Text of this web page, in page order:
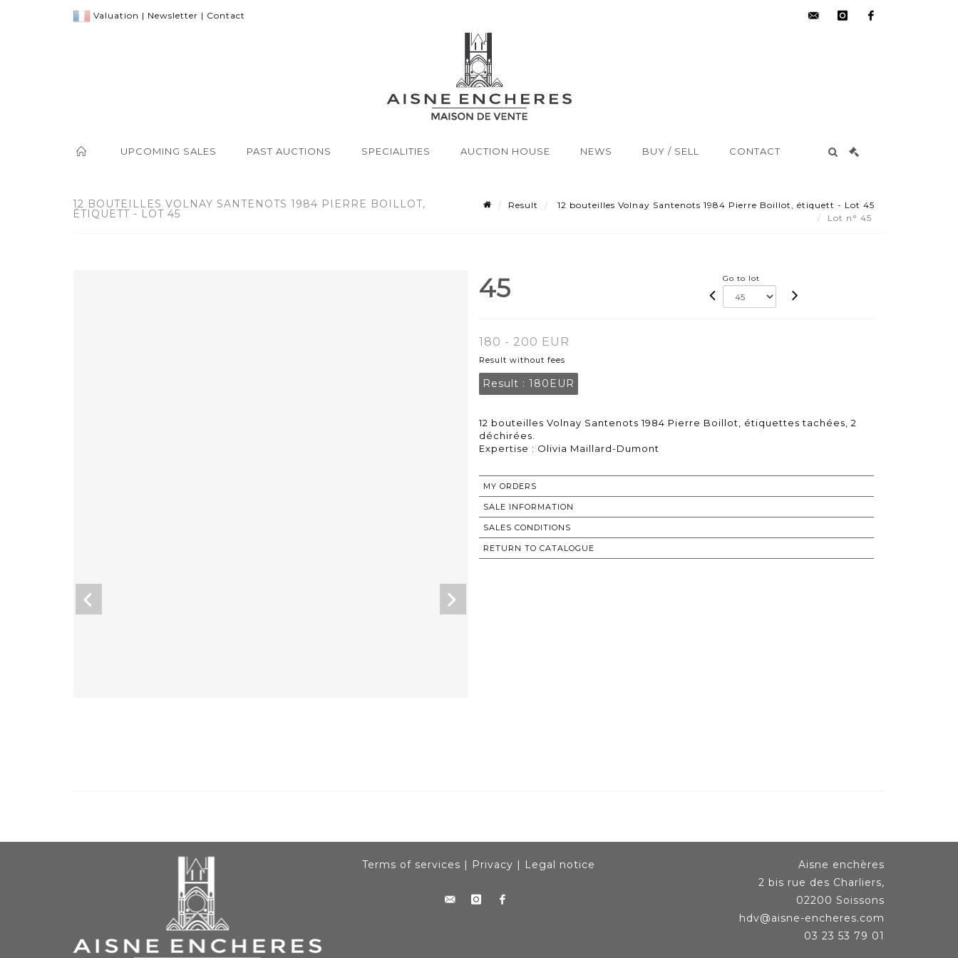
Valuation | Newsletter | Contact
UPCOMING SALES PAST AUCTIONS SPECIALITIES AUCTION HOUSE NEWS BUY / SELL CONTACT
12 BOUTEILLES VOLNAY SANTENOTS 1984 PIERRE BOILLOT,
ÉTIQUETT - LOT 45
Result
12 bouteilles Volnay Santenots 1984 Pierre Boillot, étiquett - Lot 45
Lot n° 45
45 Go to lot
180 - 200 EUR
Result without fees
Result : 180EUR
12 bouteilles Volnay Santenots 1984 Pierre Boillot, étiquettes tachées, 2
déchirées.
Expertise : Olivia Maillard-Dumont
MY ORDERS
SALE INFORMATION
SALES CONDITIONS
RETURN TO CATALOGUE
Terms of services | Privacy | Legal notice
Aisne enchères
2 bis rue des Charliers,
02200 Soissons
hdv@aisne-encheres.com
03 23 53 79 01